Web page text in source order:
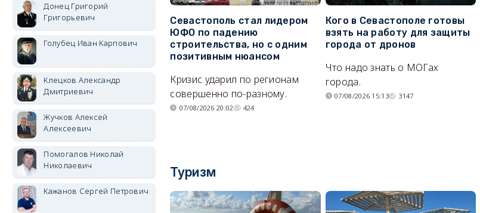
Севастополь стал лидером
ЮФО по падению
строительства, но с одним
позитивным нюансом
Кризис ударил по регионам
совершенно по-разному.
07/08/2026 20:02 424
Кого в Севастополе готовы
взять на работу для защиты
города от дронов
Что надо знать о МОГах
города.
07/08/2026 15:13 3147
Туризм
Донец Григорий
Григорьевич
Голубец Иван Карпович
Клецков Александр
Дмитриевич
Жучков Алексей
Алексеевич
Помогалов Николай
Николаевич
Кажанов Сергей Петрович